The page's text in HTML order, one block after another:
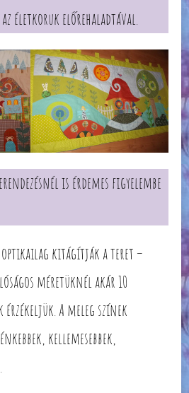
életkoruk előrehaladtával.
is érdemes figyelembe
optikailag kitágítják a teret –
méretüknél akár 10
érzékeljük. A meleg színek
kellemesebbek,